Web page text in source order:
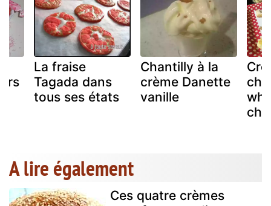
La fraise
Tagada dans
tous ses états
Chantilly à la
crème Danette
vanille
A lire également
Ces quatre crèmes